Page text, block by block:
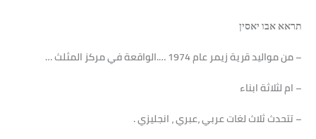
תראא אבו יאסין
– من مواليد قرية زيمر عام 1974 ….الواقعة في مركز المثلث …
– ام لثلاثة ابناء
– تتحدث ثلاث لغات عربي ،عبري ، انجليزي .